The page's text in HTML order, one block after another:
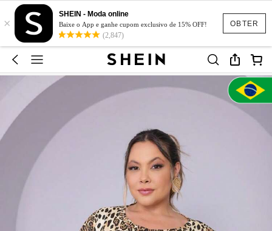
OBTER
×
SHEIN - Moda online
Baixe o App e ganhe cupom exclusivo de 15% OFF!
(2,847)